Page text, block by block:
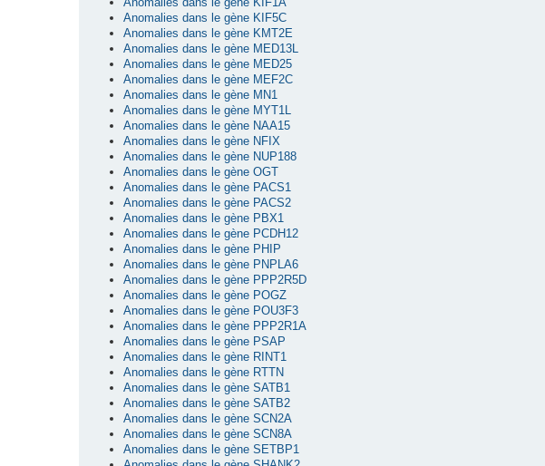
Anomalies dans le gène KIF5C
Anomalies dans le gène KMT2E
Anomalies dans le gène MED13L
Anomalies dans le gène MED25
Anomalies dans le gène MEF2C
Anomalies dans le gène MN1
Anomalies dans le gène MYT1L
Anomalies dans le gène NAA15
Anomalies dans le gène NFIX
Anomalies dans le gène NUP188
Anomalies dans le gène OGT
Anomalies dans le gène PACS1
Anomalies dans le gène PACS2
Anomalies dans le gène PBX1
Anomalies dans le gène PCDH12
Anomalies dans le gène PHIP
Anomalies dans le gène PNPLA6
Anomalies dans le gène PPP2R5D
Anomalies dans le gène POGZ
Anomalies dans le gène POU3F3
Anomalies dans le gène PPP2R1A
Anomalies dans le gène PSAP
Anomalies dans le gène RINT1
Anomalies dans le gène RTTN
Anomalies dans le gène SATB1
Anomalies dans le gène SATB2
Anomalies dans le gène SCN2A
Anomalies dans le gène SCN8A
Anomalies dans le gène SETBP1